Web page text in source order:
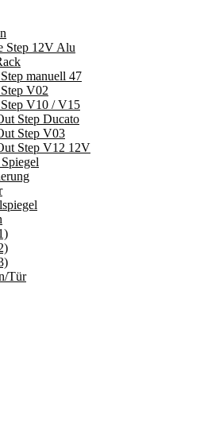
Step 12V Alu
manuell 47
V02
V10 / V15
Step Ducato
Step V03
Step V12 12V
Tür